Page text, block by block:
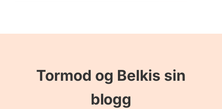
Tormod og Belkis sin
blogg